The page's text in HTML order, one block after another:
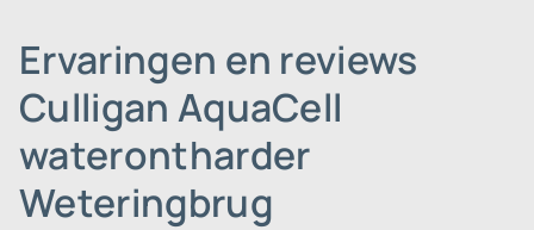
Ervaringen en reviews
Culligan AquaCell
waterontharder
Weteringbrug